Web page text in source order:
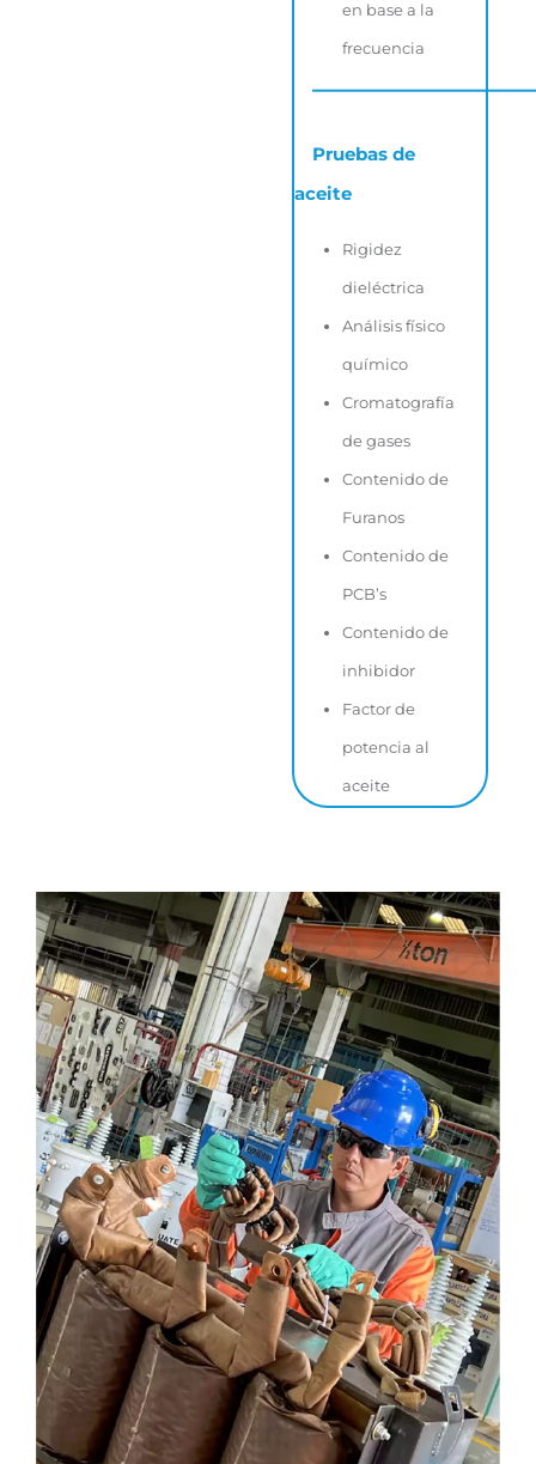
en base a la
frecuencia
Pruebas de
aceite
Rigidez
dieléctrica
Análisis físico
químico
Cromatografía
de gases
Contenido de
Furanos
Contenido de
PCB’s
Contenido de
inhibidor
Factor de
potencia al
aceite